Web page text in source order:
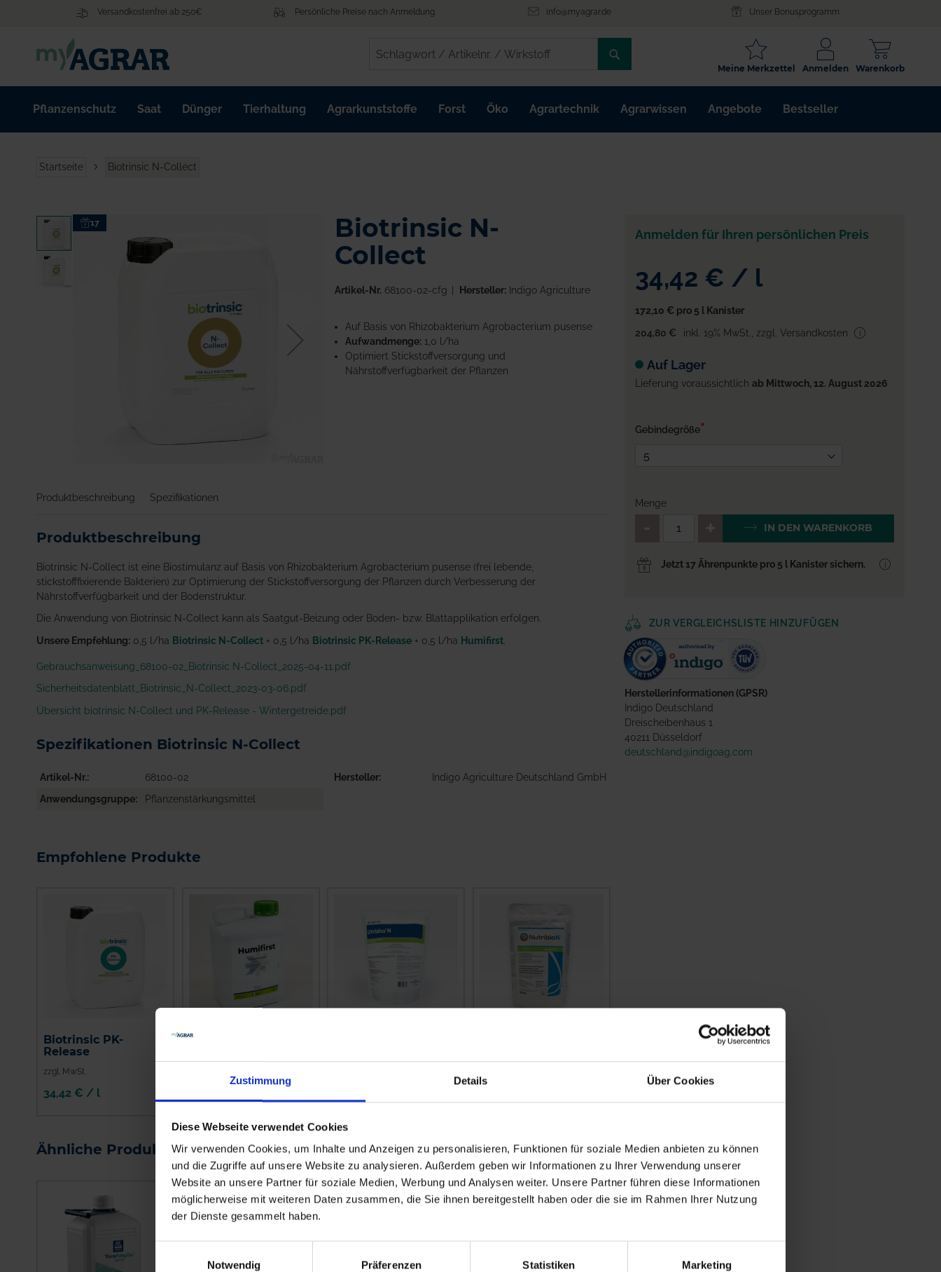
Zustimmung Details Über Cookies
Diese Webseite verwendet Cookies
Wir verwenden Cookies, um Inhalte und Anzeigen zu personalisieren, Funktionen für soziale Medien anbieten zu können
und die Zugriffe auf unsere Website zu analysieren. Außerdem geben wir Informationen zu Ihrer Verwendung unserer
Website an unsere Partner für soziale Medien, Werbung und Analysen weiter. Unsere Partner führen diese Informationen
möglicherweise mit weiteren Daten zusammen, die Sie ihnen bereitgestellt haben oder die sie im Rahmen Ihrer Nutzung
der Dienste gesammelt haben.
Notwendig
Präferenzen Statistiken Marketing
Versandkostenfrei ab 250€ Persönliche Preise nach Anmeldung info@myagrar.de Unser Bonusprogramm
/
ARTIKELNR.
/
Warenkorb
Anmelden
Meine Merkzettel
Pflanzenschutz Saat Dünger Tierhaltung Agrarkunststoffe Forst Öko Agrartechnik Agrarwissen Angebote Bestseller
Startseite Biotrinsic N-Collect
Zum
Ende
der
Bildgalerie
17
der
springen
Biotrinsic N-
Collect
Artikel-Nr. 68100-02-cfg Hersteller:Indigo Agriculture
Auf Basis von Rhizobakterium Agrobacterium pusense
Aufwandmenge: 1,0 l/ha
Optimiert Stickstoffversorgung und
Nährstoffverfügbarkeit der Pflanzen
Produktbeschreibung Spezifikationen
Produktbeschreibung
Biotrinsic N-Collect ist eine Biostimulanz auf Basis von Rhizobakterium Agrobacterium pusense (frei lebende,
stickstofffixierende Bakterien) zur Optimierung der Stickstoffversorgung der Pflanzen durch Verbesserung der
Nährstoffverfügbarkeit und der Bodenstruktur.
Die Anwendung von Biotrinsic N-Collect kann als Saatgut-Beizung oder Boden- bzw. Blattapplikation erfolgen.
Unsere Empfehlung: 0,5 l/ha Biotrinsic N-Collect + 0,5 l/ha Biotrinsic PK-Release + 0,5 l/ha Humifirst
Gebrauchsanweisung_68100-02_Biotrinsic N-Collect_2025-04-11.pdf
Sicherheitsdatenblatt_Biotrinsic_N-Collect_2023-03-06.pdf
Übersicht biotrinsic N-Collect und PK-Release - Wintergetreide.pdf
Spezifikationen Biotrinsic N-Collect
Artikel-Nr. 68100-02 Hersteller
Indigo Agriculture Deutschland GmbH
Anwendungsgruppe
Pflanzenstärkungsmittel
Empfohlene Produkte
Biotrinsic PK-
Release
zzgl. MwSt.
34,42 € / l
WARENKORB
Ähnliche Produkte
Anmelden für Ihren persönlichen Preis
34,42 € / l
172,10 € pro 5 l Kanister
204,80 €
inkl. 19% MwSt. zzgl. Versandkosten
Auf Lager
Lieferung voraussichtlich ab Mittwoch, 12. August 2026
Gebindegröße
Menge
QTY_CONTROL_DECREASE
IN DEN WARENKORB
Jetzt 17 Ährenpunkte pro 5 l Kanister sichern.
ZUR VERGLEICHSLISTE HINZUFÜGEN
Herstellerinformationen (GPSR)
Indigo Deutschland
Dreischeibenhaus 1
40211 Düsseldorf
deutschland@indigoag.com